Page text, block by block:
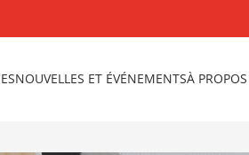
NOUVELLES ET ÉVÉNEMENTSÀ